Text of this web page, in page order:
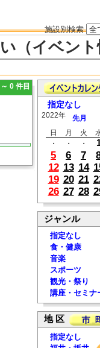
施設別検索
（イベント
0 件目
指定なし
2022年 先月
日
月 火
・
・ ・
5
6 7
12 13 14
19 20 21
26 27 28
ジャンル
指定なし
食・健康
音楽
スポーツ
観光・祭り
講座・セミナ
地 区
指定なし